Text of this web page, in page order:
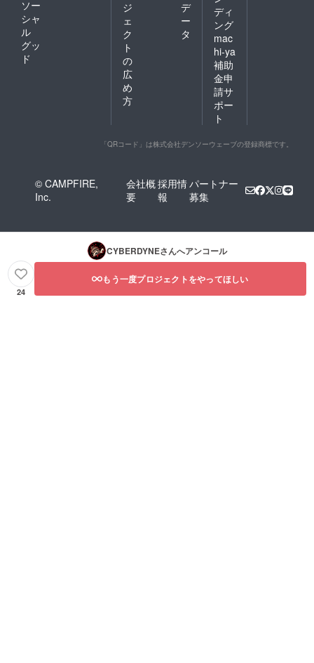
ソー
シャ
ル
グッ
ド
ジ
ェ
ク
ト
の
広
め
方
デ
ー
タ
ディ
ング
mac
hi-ya
補助
金申
請サ
ポー
ト
「QRコード」は株式会社デンソーウェーブの登録商標です。
© CAMPFIRE,
Inc.
会社概
要
採用情
報
パートナー
募集
CYBERDYNEさんへアンコール
24
もう一度プロジェクトをやってほしい